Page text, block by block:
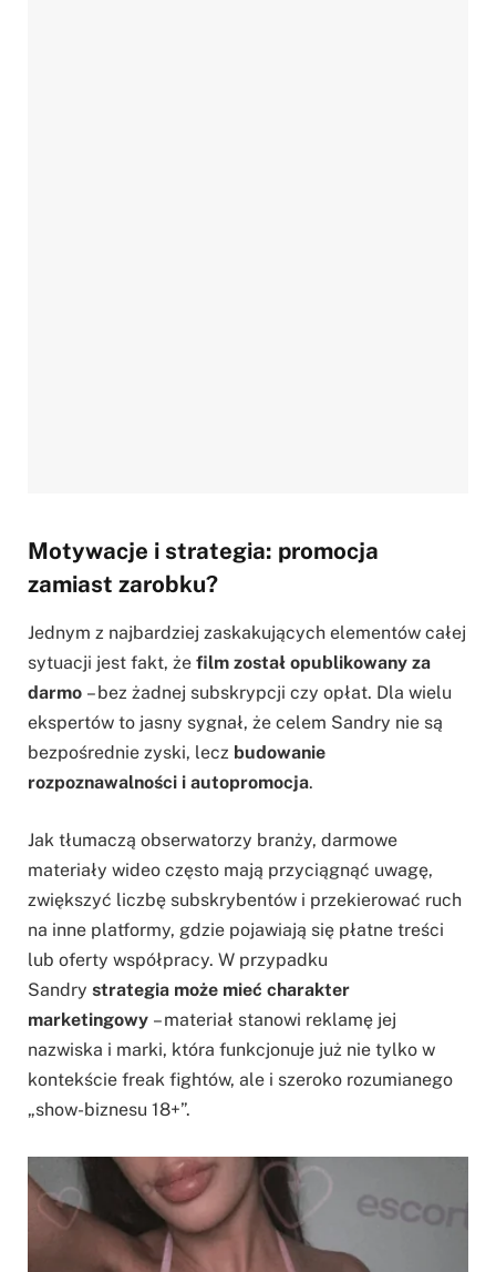
Motywacje i strategia: promocja
zamiast zarobku?
Jednym z najbardziej zaskakujących elementów całej
sytuacji jest fakt, że film został opublikowany za
darmo – bez żadnej subskrypcji czy opłat. Dla wielu
ekspertów to jasny sygnał, że celem Sandry nie są
bezpośrednie zyski, lecz budowanie
rozpoznawalności i autopromocja.
Jak tłumaczą obserwatorzy branży, darmowe
materiały wideo często mają przyciągnąć uwagę,
zwiększyć liczbę subskrybentów i przekierować ruch
na inne platformy, gdzie pojawiają się płatne treści
lub oferty współpracy. W przypadku
Sandry strategia może mieć charakter
marketingowy – materiał stanowi reklamę jej
nazwiska i marki, która funkcjonuje już nie tylko w
kontekście freak fightów, ale i szeroko rozumianego
„show-biznesu 18+”.